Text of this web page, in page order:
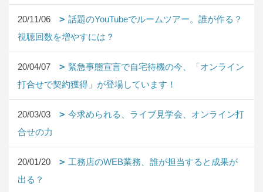
20/11/06
話題のYouTubeでルームツアー。誰が作る？
視聴回数を増やすには？
20/04/07
緊急事態宣言で自宅待機の今、「オンライン
打合せで契約獲得」が登場しています！
20/03/03
今求められる、ライブ見学会、オンライン打
合せの力
20/01/20
工務店のWEB業務、誰が担当すると成果が
出る？